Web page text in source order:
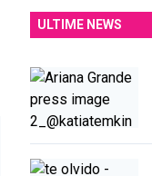
ULTIME NEWS